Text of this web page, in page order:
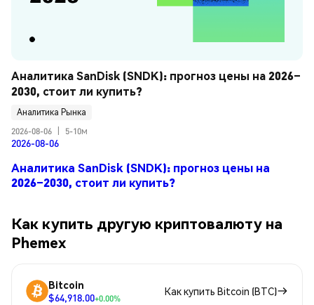
Аналитика SanDisk (SNDK): прогноз цены на 2026–
2030, стоит ли купить?
Аналитика Рынка
2026-08-06
5-10м
2026-08-06
Аналитика SanDisk (SNDK): прогноз цены на
2026–2030, стоит ли купить?
Как купить другую криптовалюту на
Phemex
Bitcoin
$64,918.00+0.00%
Как купить Bitcoin (BTC)